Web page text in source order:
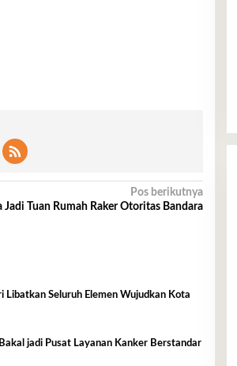
Pos berikutnya
Jadi Tuan Rumah Raker Otoritas Bandara
Libatkan Seluruh Elemen Wujudkan Kota
jadi Pusat Layanan Kanker Berstandar